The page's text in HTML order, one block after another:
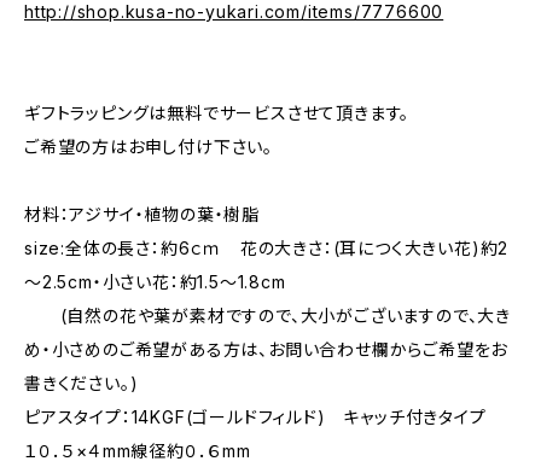
http://shop.kusa-no-yukari.com/items/7776600
ギフトラッピングは無料でサービスさせて頂きます。
ご希望の方はお申し付け下さい。
材料：アジサイ・植物の葉・樹脂
size:全体の長さ：約6ｃｍ 花の大きさ：(耳につく大きい花)約2
～2.5cm・小さい花：約1.5～1.8cm
(自然の花や葉が素材ですので、大小がございますので、大き
め・小さめのご希望がある方は、お問い合わせ欄からご希望をお
書きください。)
ピアスタイプ：14KGF(ゴールドフィルド) キャッチ付きタイプ
１０．５×４mm線径約０．６mm